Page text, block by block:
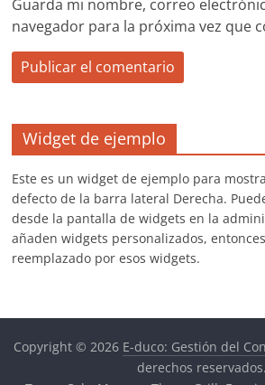
Guarda mi nombre, correo
navegador para la próxima vez que
Widget de ejemplo
Este es un widget de ejemplo para
defecto de la barra lateral Derecha.
desde la pantalla de widgets en la
añaden widgets personalizados,
reemplazado por esos widgets.
Copyright © 2026 E-duco: Gestión del
derechos reservados.